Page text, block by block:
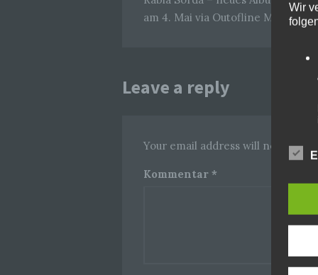
am 4. Mai via Outofline Music
Leave a reply
Your email address will not be
Kommentar *
Wir